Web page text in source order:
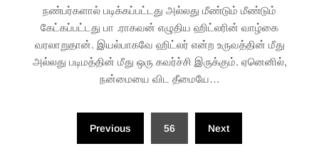
நண்பர்களால் படிக்கப்பட்டது அல்லது மீண்டும் மீண்டும்
கேட்கப்பட்டது பா .ராகவன் எழுதிய ஹிட்லரின் வாழ்கை
வரலாறுதான். இயல்பாகவே ஹிட்லர் என்ற உருவத்தின் மீது
அல்லது படிமத்தின் மீது ஒரு கவர்ச்சி இருக்கும். ஏனெனில்,
நன்மையை விட தீமையே…
Previous 56 Next